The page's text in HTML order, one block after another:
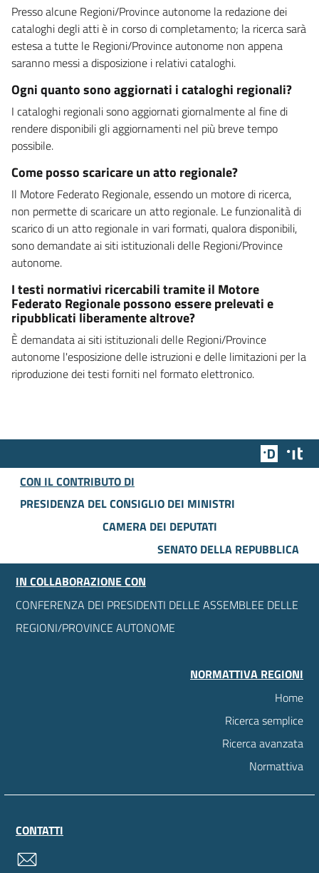
Presso alcune Regioni/Province autonome la redazione dei
cataloghi degli atti è in corso di completamento; la ricerca sarà
estesa a tutte le Regioni/Province autonome non appena
saranno messi a disposizione i relativi cataloghi.
Ogni quanto sono aggiornati i cataloghi regionali?
I cataloghi regionali sono aggiornati giornalmente al fine di
rendere disponibili gli aggiornamenti nel più breve tempo
possibile.
Come posso scaricare un atto regionale?
Il Motore Federato Regionale, essendo un motore di ricerca,
non permette di scaricare un atto regionale. Le funzionalità di
scarico di un atto regionale in vari formati, qualora disponibili,
sono demandate ai siti istituzionali delle Regioni/Province
autonome.
I testi normativi ricercabili tramite il Motore
Federato Regionale possono essere prelevati e
ripubblicati liberamente altrove?
È demandata ai siti istituzionali delle Regioni/Province
autonome l'esposizione delle istruzioni e delle limitazioni per la
riproduzione dei testi forniti nel formato elettronico.
Team
CON IL CONTRIBUTO DI
PRESIDENZA DEL CONSIGLIO DEI MINISTRI
CAMERA DEI DEPUTATI
SENATO DELLA REPUBBLICA
IN COLLABORAZIONE CON
CONFERENZA DEI PRESIDENTI DELLE ASSEMBLEE DELLE
REGIONI/PROVINCE AUTONOME
NORMATTIVA REGIONI
Home
Ricerca semplice
Ricerca avanzata
Normattiva
CONTATTI